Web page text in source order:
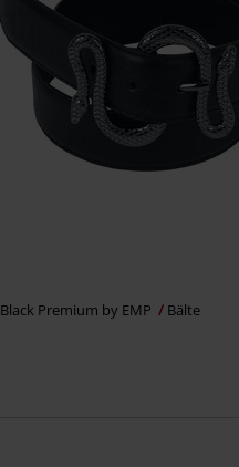
Black Premium by EMP Bälte